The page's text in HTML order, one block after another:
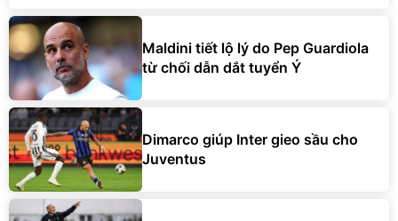
Maldini tiết lộ lý do Pep Guardiola
từ chối dẫn dắt tuyển Ý
Dimarco giúp Inter gieo sầu cho
Juventus